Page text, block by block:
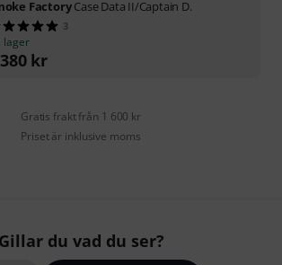
FactoryCase Data II/Captain D.
3
i lager
kr
Gratis frakt från 1 600 kr
Priset är inklusive moms
Gillar du vad du ser?